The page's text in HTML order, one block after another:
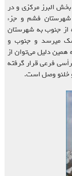
و در بخش البرز مرکزی و در
شهرستان فشم و جزء
جنوب به شهرستان
میرسد و جنوب و
دلیل می‌توان از
فرعی قرار گرفته
خلنو وصل است.